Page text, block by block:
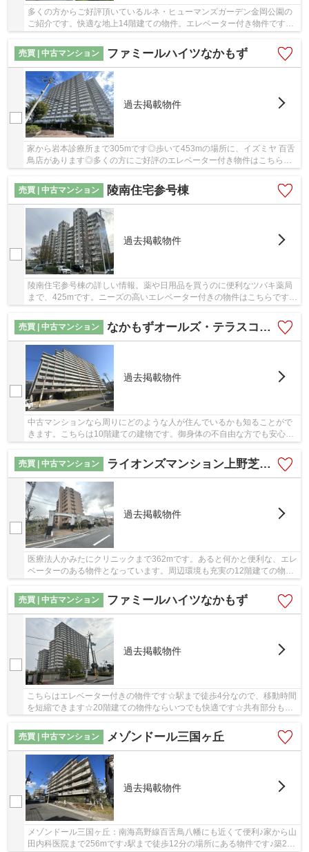
多くの方からご好評頂いているルネ・ヒューマンズガーデン金岡公園の
ご紹介です。快適な地上14階建ての物件。エレベーター付き物件です。
売買 | 中古マンション
ファミールハイツなかもず
過去掲載物件
家から岩本診療所まで305mです◎歩いて453mの場所に、イズミヤ 百舌
鳥店があります◎多くの方にご好評のエレベーター付き物件はこちらで
売買 | 中古マンション
陵南住宅参号棟
過去掲載物件
陵南住宅参号棟の詳しい情報。薬や日用品を買うのに便利なツバキ薬局
まで、425mです。ニーズの高いエレベーター付きの物件はこちらです。
売買 | 中古マンション
なかもずオールズ・テラスコート
過去掲載物件
中古マンションなら周りにどのような人が住んでいるかも知ることがで
きます。こちらは10階建ての建物です。御身体の不自由な方でも安心の
エレベーター付きの物件となっています。駅か...
売買 | 中古マンション
ライオンズマンション上野芝駅前
過去掲載物件
医療法人かみたにクリニックまで362mです。あると何かと便利な、エレ
ベーターのある物件となっています。周辺環境も充実の12階建ての物
件。綺麗に整備された中古マンションで清潔感を...
売買 | 中古マンション
ファミールハイツなかもず
過去掲載物件
こちらはエレベーター付きの物件です☆駅まで徒歩4分なので、移動時間
を短縮できます☆20階建ての物件ならいつでも快適です☆共有部分も清
売買 | 中古マンション
メゾンドール三国ヶ丘
過去掲載物件
メゾンドール三国ヶ丘：南海高野線百舌鳥八幡にも近くて便利♪家から山
田内科医院まで256mです♪駅まで徒歩12分の場所にある物件です♪築26